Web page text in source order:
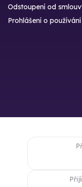
Odstoupení od
Prohlášení o